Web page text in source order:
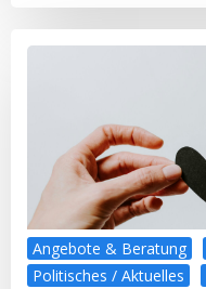
Angebote & Beratung
Politisches / Aktuelles